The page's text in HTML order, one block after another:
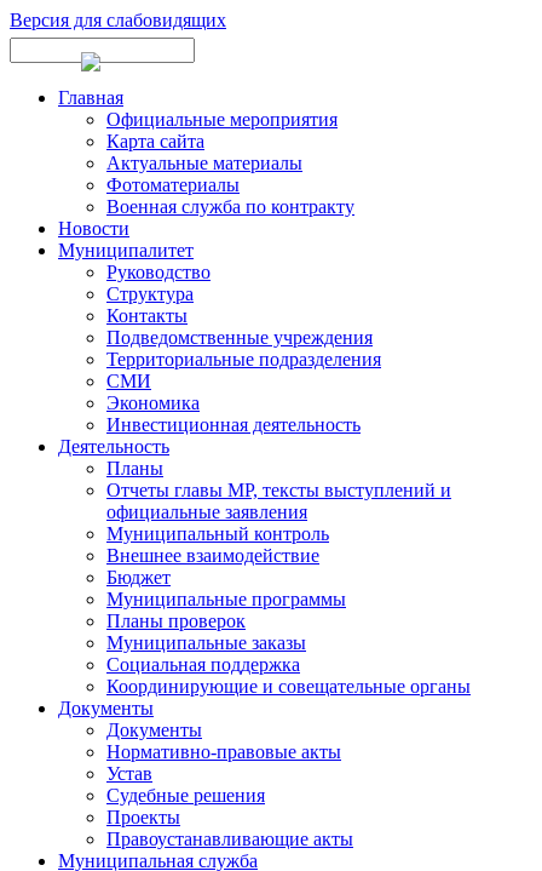
Версия для слабовидящих
Главная
Официальные мероприятия
Карта сайта
Актуальные материалы
Фотоматериалы
Военная служба по контракту
Новости
Муниципалитет
Руководство
Структура
Контакты
Подведомственные учреждения
Территориальные подразделения
СМИ
Экономика
Инвестиционная деятельность
Деятельность
Планы
Отчеты главы МР, тексты выступлений и
официальные заявления
Муниципальный контроль
Внешнее взаимодействие
Бюджет
Муниципальные программы
Планы проверок
Муниципальные заказы
Социальная поддержка
Координирующие и совещательные органы
Документы
Документы
Нормативно-правовые акты
Устав
Судебные решения
Проекты
Правоустанавливающие акты
Муниципальная служба